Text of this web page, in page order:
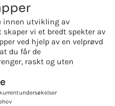
innen utvikling av
vi et bredt spekter av
ved hjelp av en velprøvd
du får de
raskt og uten